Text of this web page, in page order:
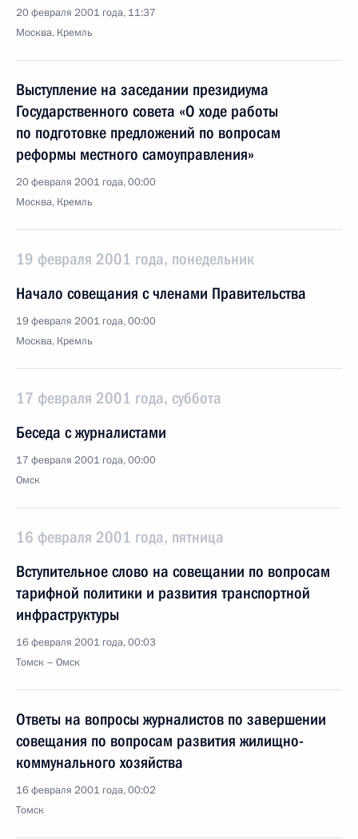
20 февраля 2001 года, 11:37
Москва, Кремль
Выступление на заседании президиума
Государственного совета «О ходе работы
по подготовке предложений по вопросам
реформы местного самоуправления»
20 февраля 2001 года, 00:00
Москва, Кремль
19 февраля 2001 года, понедельник
Начало совещания с членами Правительства
19 февраля 2001 года, 00:00
Москва, Кремль
17 февраля 2001 года, суббота
Беседа с журналистами
17 февраля 2001 года, 00:00
Омск
16 февраля 2001 года, пятница
Вступительное слово на совещании по вопросам
тарифной политики и развития транспортной
инфраструктуры
16 февраля 2001 года, 00:03
Томск – Омск
Ответы на вопросы журналистов по завершении
совещания по вопросам развития жилищно-
коммунального хозяйства
16 февраля 2001 года, 00:02
Томск